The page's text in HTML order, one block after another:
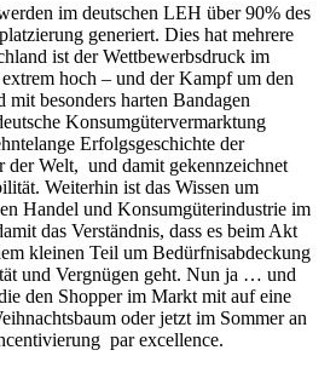
im deutschen LEH über 90% des
generiert. Dies hat mehrere
ist der Wettbewerbsdruck im
hoch – und der Kampf um den
besonders harten Bandagen
Konsumgütervermarktung
Erfolgsgeschichte der
der Welt, und damit gekennzeichnet
Weiterhin ist das Wissen um
Handel und Konsumgüterindustrie im
das Verständnis, dass es beim Akt
kleinen Teil um Bedürfnisabdeckung
und Vergnügen geht. Nun ja … und
den Shopper im Markt mit auf eine
oder jetzt im Sommer an
par excellence.